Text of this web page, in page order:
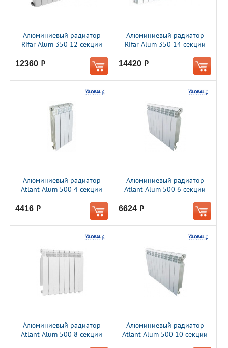
Алюминиевый радиатор
Rifar Alum 350 12 секции
12360 руб.
Алюминиевый радиатор
Rifar Alum 350 14 секции
14420 руб.
Алюминиевый радиатор
Atlant Alum 500 4 секции
4416 руб.
Алюминиевый радиатор
Atlant Alum 500 6 секции
6624 руб.
Алюминиевый радиатор
Atlant Alum 500 8 секции
Алюминиевый радиатор
Atlant Alum 500 10 секции